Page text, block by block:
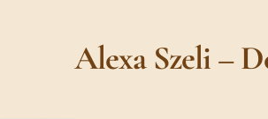
Alexa Szeli –